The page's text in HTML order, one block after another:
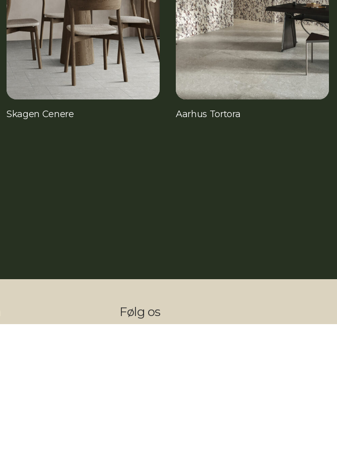
Skagen Cenere Aarhus Tortora
Følg os